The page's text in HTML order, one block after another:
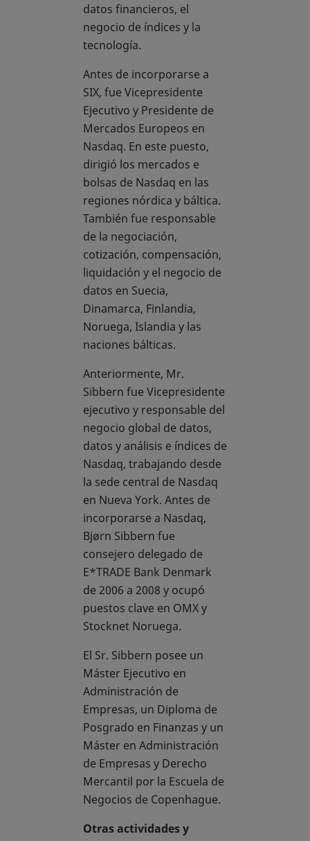
datos financieros, el
negocio de índices y la
tecnología.
Antes de incorporarse a
SIX, fue Vicepresidente
Ejecutivo y Presidente de
Mercados Europeos en
Nasdaq. En este puesto,
dirigió los mercados e
bolsas de Nasdaq en las
regiones nórdica y báltica.
También fue responsable
de la negociación,
cotización, compensación,
liquidación y el negocio de
datos en Suecia,
Dinamarca, Finlandia,
Noruega, Islandia y las
naciones bálticas.
Anteriormente, Mr.
Sibbern fue Vicepresidente
ejecutivo y responsable del
negocio global de datos,
datos y análisis e índices de
Nasdaq, trabajando desde
la sede central de Nasdaq
en Nueva York. Antes de
incorporarse a Nasdaq,
Bjørn Sibbern fue
consejero delegado de
E*TRADE Bank Denmark
de 2006 a 2008 y ocupó
puestos clave en OMX y
Stocknet Noruega.
El Sr. Sibbern posee un
Máster Ejecutivo en
Administración de
Empresas, un Diploma de
Posgrado en Finanzas y un
Máster en Administración
de Empresas y Derecho
Mercantil por la Escuela de
Negocios de Copenhague.
Otras actividades y